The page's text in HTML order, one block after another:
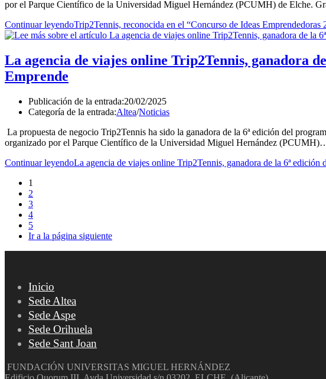
por el Parque Científico de la Universidad Miguel Hernández (PCUMH) de Elche.
Continuar leyendoTrip2Tennis, reconocida en el “Concurso de Ideas
La agencia de viajes online Trip2Tennis, ganadora
Emprende
Publicación de la entrada:20/02/2025
Categoría de la entrada:Altea/Noticias
La propuesta de negocio Trip2Tennis ha sido la ganadora de la 6ª edición del
organizado por el Parque Científico de la Universidad Miguel Hernández
Continuar leyendoLa agencia de viajes online Trip2Tennis, ganadora de la 6ª edición
1
2
3
4
5
Ir a la página siguiente
Inicio
Sede Altea
Sede Aspe
Sede Orihuela
Sede Sant Joan
FUNDACIÓN UNIVERSITAS MIGUEL HERNÁNDEZ